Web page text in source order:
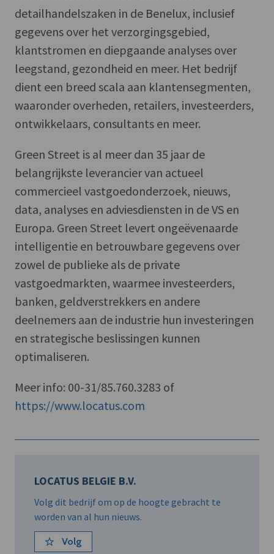
detailhandelszaken in de Benelux, inclusief
gegevens over het verzorgingsgebied,
klantstromen en diepgaande analyses over
leegstand, gezondheid en meer. Het bedrijf
dient een breed scala aan klantensegmenten,
waaronder overheden, retailers, investeerders,
ontwikkelaars, consultants en meer.
Green Street is al meer dan 35 jaar de
belangrijkste leverancier van actueel
commercieel vastgoedonderzoek, nieuws,
data, analyses en adviesdiensten in de VS en
Europa. Green Street levert ongeëvenaarde
intelligentie en betrouwbare gegevens over
zowel de publieke als de private
vastgoedmarkten, waarmee investeerders,
banken, geldverstrekkers en andere
deelnemers aan de industrie hun investeringen
en strategische beslissingen kunnen
optimaliseren.
Meer info: 00-31/85.760.3283 of
https://www.locatus.com
LOCATUS BELGIE B.V.
Volg dit bedrijf om op de hoogte gebracht te
worden van al hun nieuws.
Volg